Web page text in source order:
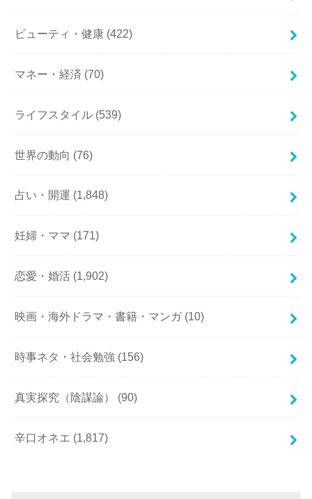
ビューティ・健康 (422)
マネー・経済 (70)
ライフスタイル (539)
世界の動向 (76)
占い・開運 (1,848)
妊婦・ママ (171)
恋愛・婚活 (1,902)
映画・海外ドラマ・書籍・マンガ (10)
時事ネタ・社会勉強 (156)
真実探究（陰謀論） (90)
辛口オネエ (1,817)